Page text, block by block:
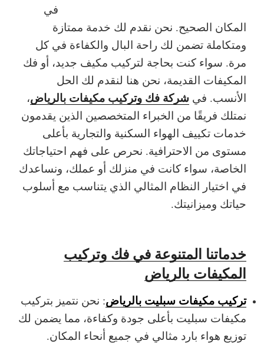
في
المكان الصحيح. نحن نقدم لك خدمة ممتازة
ومتكاملة تضمن لك راحة البال والكفاءة في كل
مرة. سواء كنت بحاجة لتركيب مكيف جديد، أو فك
المكيفات القديمة، نحن هنا لنقدم لك الحل
الأنسب. في شركة فك وتركيب مكيفات بالرياض،
نمتلك فريقًا من الخبراء المتخصصين الذين يقدمون
خدمات تكييف الهواء السكنية والتجارية بأعلى
مستوى من الاحترافية. نحرص على فهم احتياجاتك
الخاصة، سواء كانت في منزلك أو عملك، ونساعدك
في اختيار النظام المثالي الذي يتناسب مع أسلوب
حياتك وميزانيتك.
خدماتنا المتنوعة في فك وتركيب
المكيفات بالرياض
تركيب مكيفات سبليت بالرياض: نحن نتميز بتركيب
مكيفات سبليت بأعلى جودة وكفاءة، مما يضمن لك
توزيع هواء بارد مثالي في جميع أنحاء المكان.